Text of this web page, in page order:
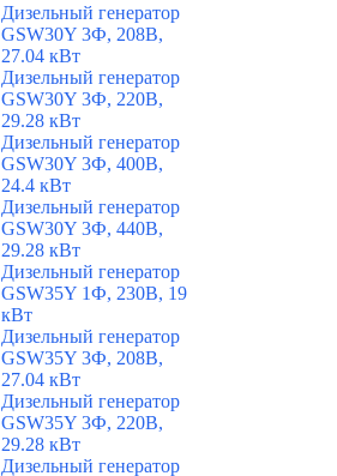
Дизельный генератор
GSW30Y 3Ф, 208В,
27.04 кВт
Дизельный генератор
GSW30Y 3Ф, 220В,
29.28 кВт
Дизельный генератор
GSW30Y 3Ф, 400В,
24.4 кВт
Дизельный генератор
GSW30Y 3Ф, 440В,
29.28 кВт
Дизельный генератор
GSW35Y 1Ф, 230В, 19
кВт
Дизельный генератор
GSW35Y 3Ф, 208В,
27.04 кВт
Дизельный генератор
GSW35Y 3Ф, 220В,
29.28 кВт
Дизельный генератор